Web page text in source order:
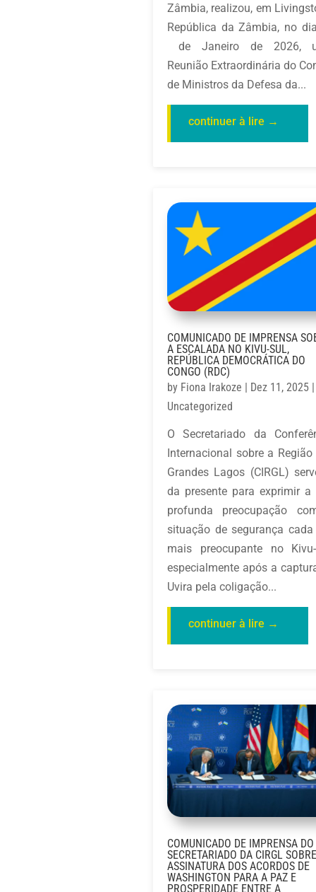
Zâmbia, realizou, em
República da Zâmbia, no
de Janeiro de 2026,
Reunião Extraordinária do
de Ministros da Defesa da...
COMUNICADO DE IMPRENSA
A ESCALADA NO KIVU-SUL,
REPÚBLICA DEMOCRÁTICA DO
CONGO (RDC)
by Fiona Irakoze Dez 11, 2025
Uncategorized
O Secretariado da
Internacional sobre a
Grandes Lagos (CIRGL)
da presente para exprimir a
profunda preocupação
situação de segurança cada
mais preocupante no
especialmente após a
Uvira pela coligação...
COMUNICADO DE IMPRENSA DO
SECRETARIADO DA CIRGL
ASSINATURA DOS ACORDOS DE
WASHINGTON PARA A PAZ E
PROSPERIDADE ENTRE A